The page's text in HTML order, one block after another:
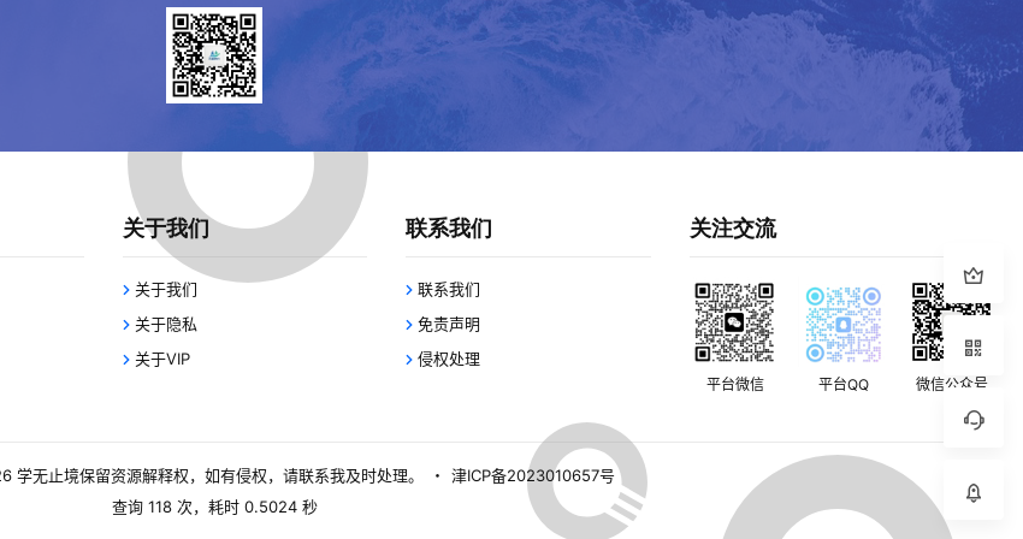
关于我们
关于我们
关于隐私
关于VIP
联系我们
联系我们
免责声明
侵权处理
关注交流
平台微信 平台QQ 微信公众号
学无止境保留资源解释权，如有侵权，请联系我及时处理。 ・
津ICP备2023010657号
查询 118 次，耗时 0.5024 秒